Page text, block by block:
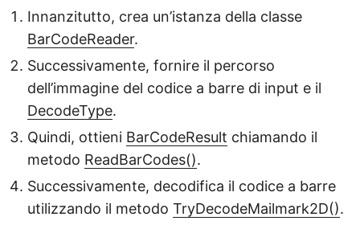
Innanzitutto, crea un’istanza della classe
BarCodeReader.
Successivamente, fornire il percorso
dell’immagine del codice a barre di input e il
DecodeType.
Quindi, ottieni BarCodeResult chiamando il
metodo ReadBarCodes().
Successivamente, decodifica il codice a barre
utilizzando il metodo TryDecodeMailmark2D().